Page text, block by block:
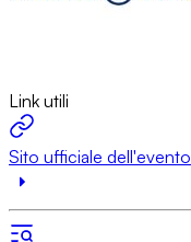
Link utili
Sito ufficiale dell'evento